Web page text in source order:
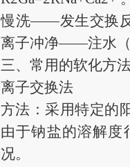
慢洗——发生交换
离子冲净——注水（
三、常用的软化方
离子交换法
方法：采用特定的
由于钠盐的溶解度
况。